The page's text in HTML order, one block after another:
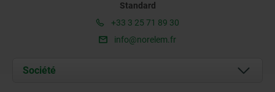
Standard
+33 3 25 71 89 30
info@norelem.fr
Société